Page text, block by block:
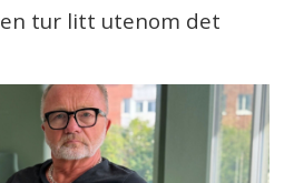
tur litt utenom det